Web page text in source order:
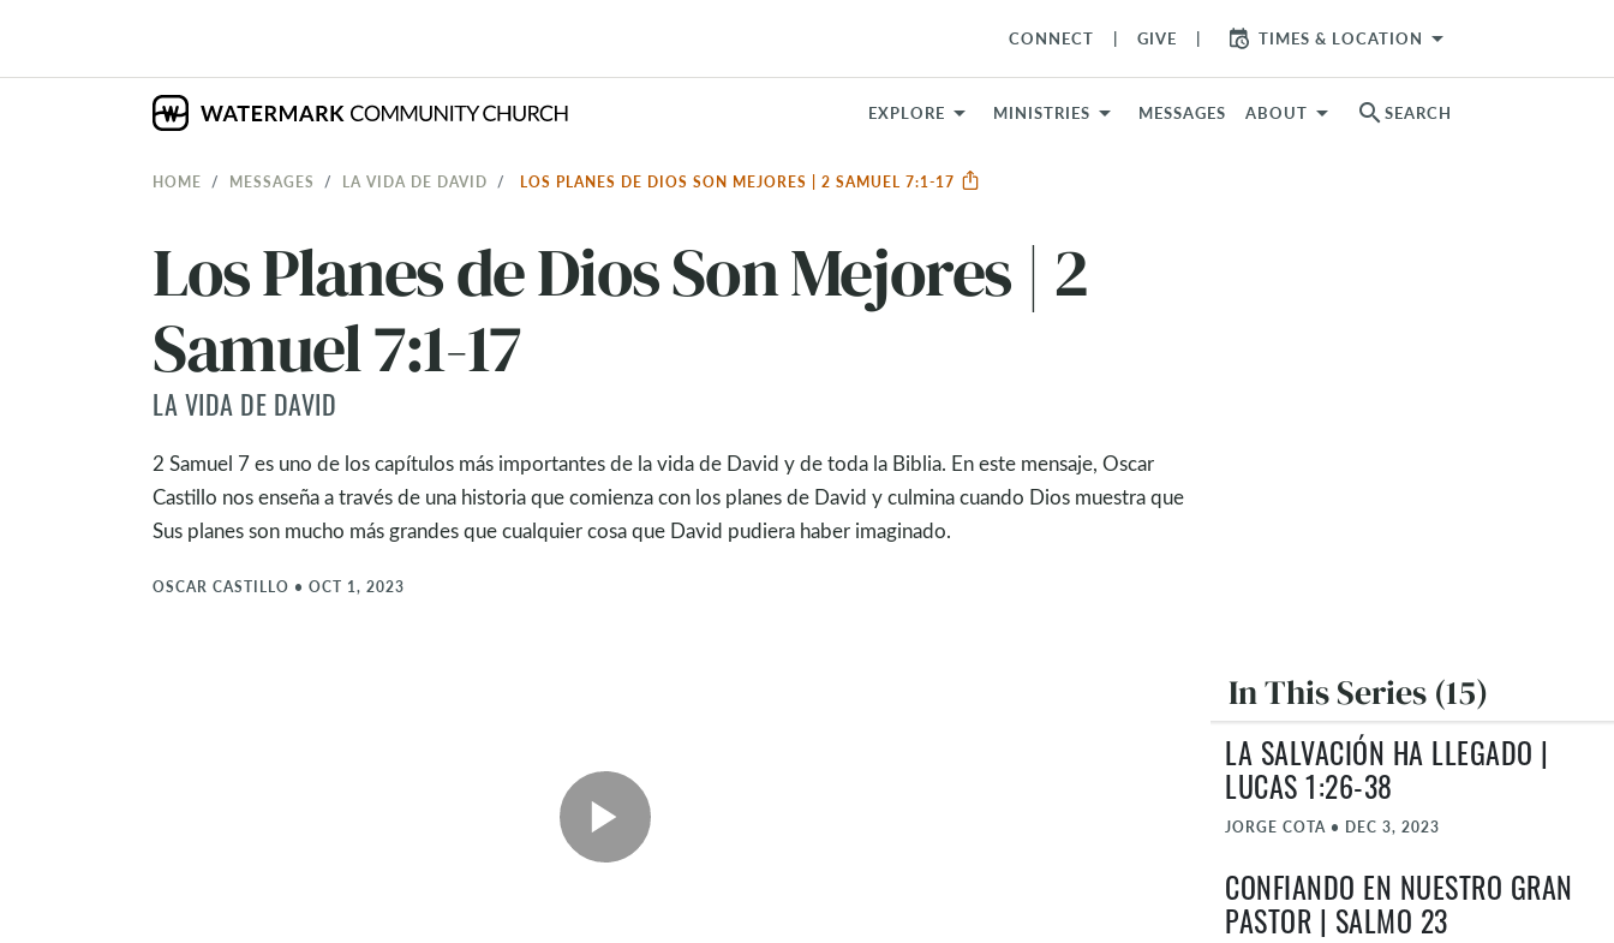
CONNECT GIVE TIMES & LOCATION arrow_drop_down
EXPLORE MINISTRIES MESSAGES ABOUT search SEARCH
HOME MESSAGES LA VIDA DE DAVID LOS PLANES DE DIOS SON MEJORES | 2 SAMUEL 7:1-17
Los Planes de Dios Son Mejores | 2
Samuel 7:1-17
LA VIDA DE DAVID
2 Samuel 7es uno de los capítulos más importantes de la vida de David y de toda la Biblia. En este mensaje, Oscar
Castillo nos enseña a través de una historia que comienza con los planes de David y culmina cuando Dios muestra que
Sus planes son mucho más grandes que cualquier cosa que David pudiera haber imaginado.
OSCAR CASTILLO • OCT 1, 2023
In This Series (15)
LA SALVACIÓN HA LLEGADO |
LUCAS 1:26-38
JORGE COTA • DEC 3, 2023
CONFIANDO EN NUESTRO GRAN
PASTOR | SALMO 23